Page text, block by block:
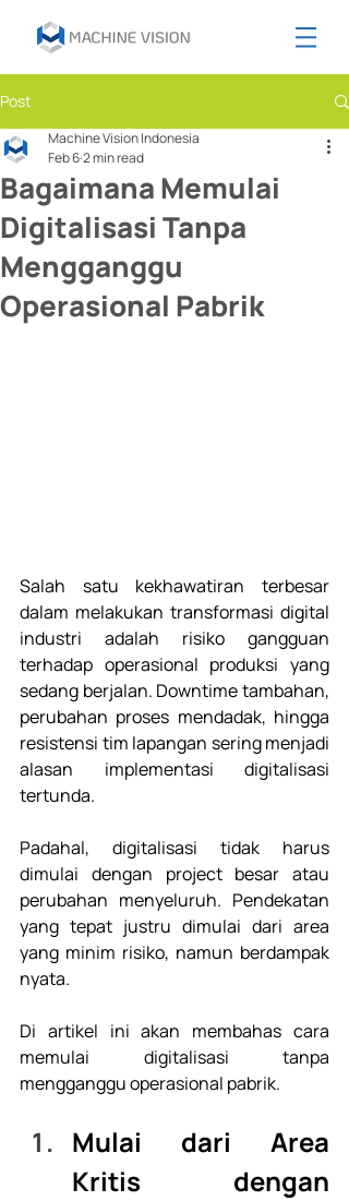
Post
Bagaimana Memulai
Digitalisasi Tanpa
Mengganggu
Operasional Pabrik
Machine Vision Indonesia
Feb 62 min read
Salah satu kekhawatiran terbesar
dalam melakukan transformasi digital
industri adalah risiko gangguan
terhadap operasional produksi yang
sedang berjalan. Downtime tambahan,
perubahan proses mendadak, hingga
resistensi tim lapangan sering menjadi
alasan implementasi digitalisasi
tertunda.
Padahal, digitalisasi tidak harus
dimulai dengan project besar atau
perubahan menyeluruh. Pendekatan
yang tepat justru dimulai dari area
yang minim risiko, namun berdampak
nyata.
Di artikel ini akan membahas cara
memulai digitalisasi tanpa
mengganggu operasional pabrik.
Mulai dari Area
Kritis dengan